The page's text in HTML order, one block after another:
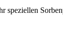
speziellen